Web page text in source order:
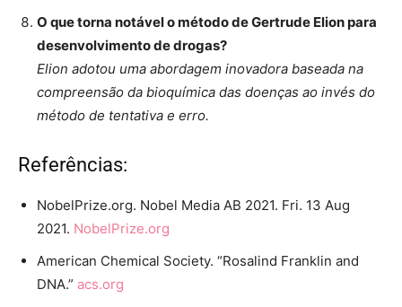
O que torna notável o método de Gertrude Elion para
desenvolvimento de drogas?
Elion adotou uma abordagem inovadora baseada na
compreensão da bioquímica das doenças ao invés do
método de tentativa e erro.
Referências:
NobelPrize.org. Nobel Media AB 2021. Fri. 13 Aug
2021. NobelPrize.org
American Chemical Society. “Rosalind Franklin and
DNA.” acs.org